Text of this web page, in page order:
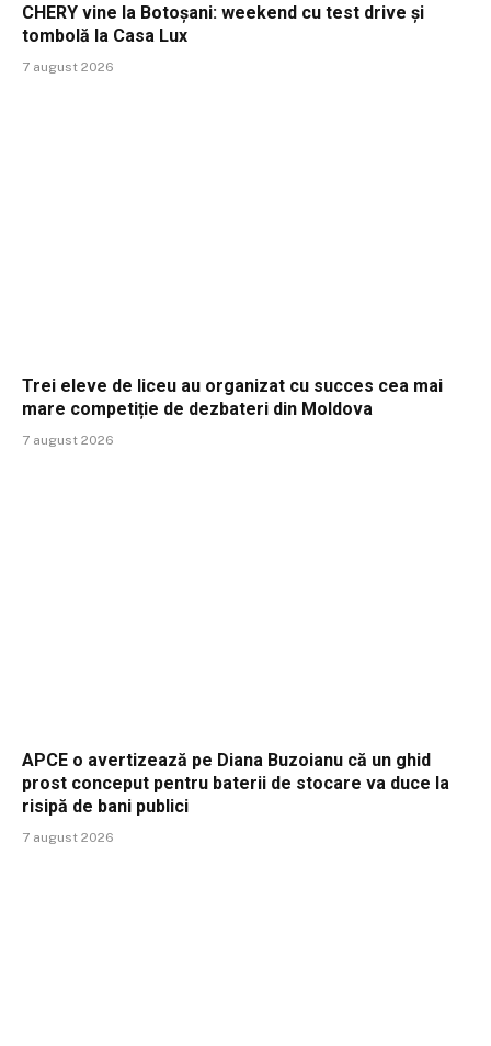
CHERY vine la Botoșani: weekend cu test drive și
tombolă la Casa Lux
7 august 2026
Trei eleve de liceu au organizat cu succes cea mai
mare competiție de dezbateri din Moldova
7 august 2026
APCE o avertizează pe Diana Buzoianu că un ghid
prost conceput pentru baterii de stocare va duce la
risipă de bani publici
7 august 2026